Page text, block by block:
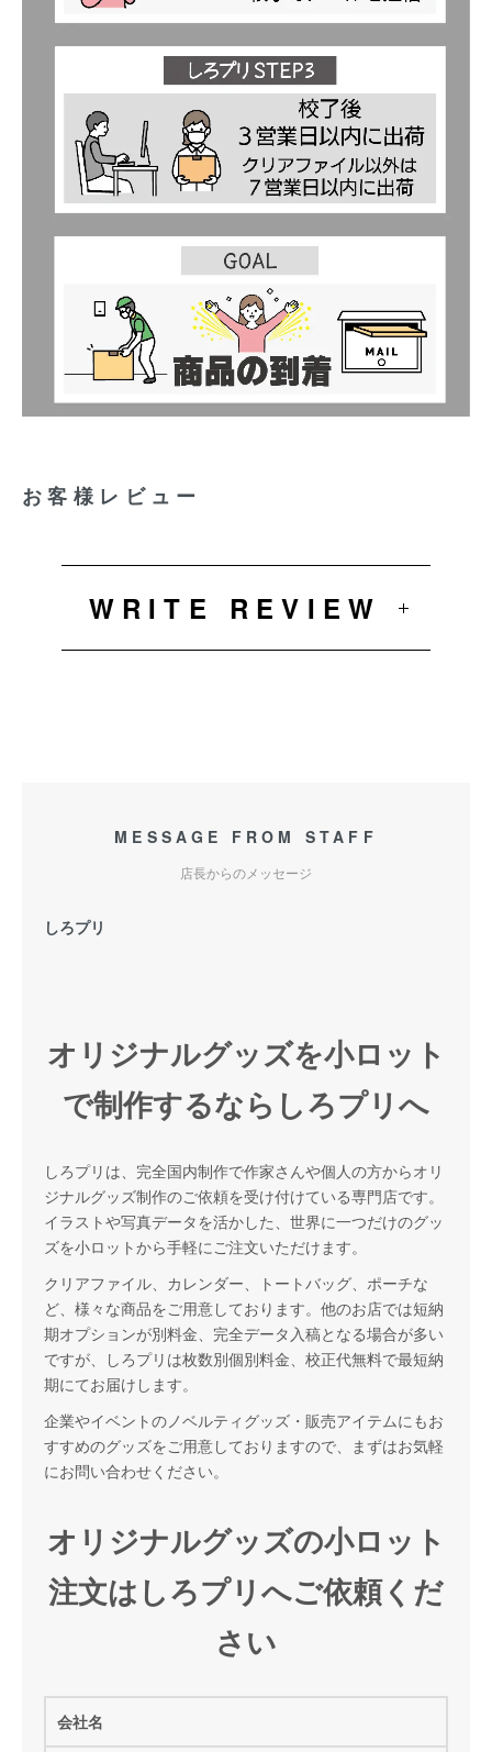
お客様レビュー
WRITE REVIEW
MESSAGE FROM STAFF
店長からのメッセージ
しろプリ
オリジナルグッズを小ロット
で制作するならしろプリへ
しろプリは、完全国内制作で作家さんや個人の方からオリ
ジナルグッズ制作のご依頼を受け付けている専門店です。
イラストや写真データを活かした、世界に一つだけのグッ
ズを小ロットから手軽にご注文いただけます。
クリアファイル、カレンダー、トートバッグ、ポーチな
ど、様々な商品をご用意しております。他のお店では短納
期オプションが別料金、完全データ入稿となる場合が多い
ですが、しろプリは枚数別個別料金、校正代無料で最短納
期にてお届けします。
企業やイベントのノベルティグッズ・販売アイテムにもお
すすめのグッズをご用意しておりますので、まずはお気軽
にお問い合わせください。
オリジナルグッズの小ロット
注文はしろプリへご依頼くだ
さい
会社名